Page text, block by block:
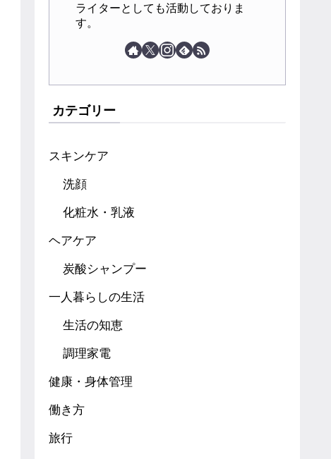
ライターとしても活動しておりま
す。
カテゴリー
スキンケア
洗顔
化粧水・乳液
ヘアケア
炭酸シャンプー
一人暮らしの生活
生活の知恵
調理家電
健康・身体管理
働き方
旅行